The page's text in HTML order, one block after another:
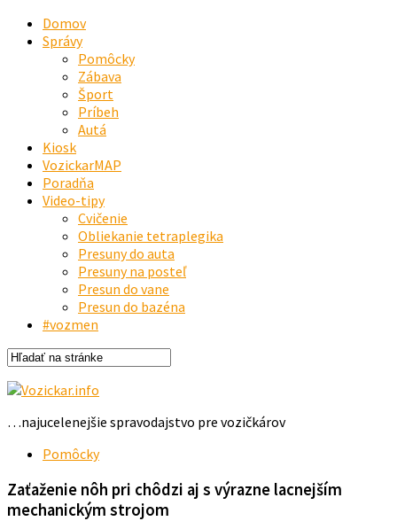
Domov
Správy
Pomôcky
Zábava
Šport
Príbeh
Autá
Kiosk
VozickarMAP
Poradňa
Video-tipy
Cvičenie
Obliekanie tetraplegika
Presuny do auta
Presuny na posteľ
Presun do vane
Presun do bazéna
#vozmen
…najucelenejšie spravodajstvo pre vozičkárov
Pomôcky
Zaťaženie nôh pri chôdzi aj s výrazne lacnejším
mechanickým strojom